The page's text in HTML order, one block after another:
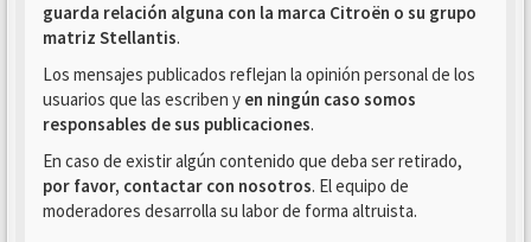
guarda relación alguna con la marca Citroën o su grupo
matriz Stellantis.
Los mensajes publicados reflejan la opinión personal de los
usuarios que las escriben y en ningún caso somos
responsables de sus publicaciones.
En caso de existir algún contenido que deba ser retirado,
por favor, contactar con nosotros. El equipo de
moderadores desarrolla su labor de forma altruista.